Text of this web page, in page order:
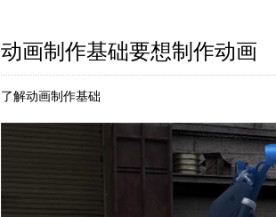
动画制作基础要想制作动画
了解动画制作基础